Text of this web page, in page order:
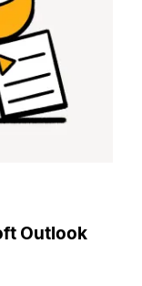
Outlook